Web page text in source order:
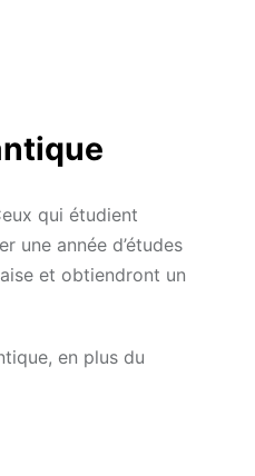
qui étudient
une année d’études
et obtiendront un
en plus du